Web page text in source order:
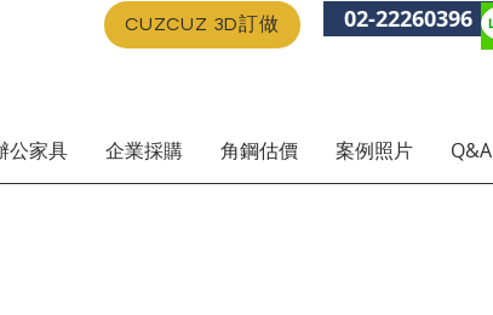
CUZCUZ 3D訂做 02-22260396
公家具 企業採購 角鋼估價 案例照片 Q&A